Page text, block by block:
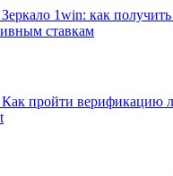
Зеркало 1win: как
ставкам
Как пройти верификацию